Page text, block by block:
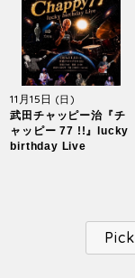
11月15日 (日)
武田チャッピー治『チ
ャッピー 77 !!』lucky
birthday Live